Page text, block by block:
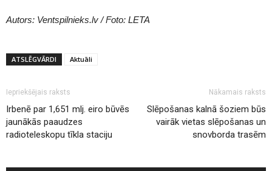
Autors: Ventspilnieks.lv / Foto: LETA
ATSLĒGVĀRDI Aktuāli
Iepriekšējais raksts
Irbenē par 1,651 mlj. eiro būvēs
jaunākās paaudzes
radioteleskopu tīkla staciju
Nākamais raksts
Slēpošanas kalnā šoziem būs
vairāk vietas slēpošanas un
snovborda trasēm